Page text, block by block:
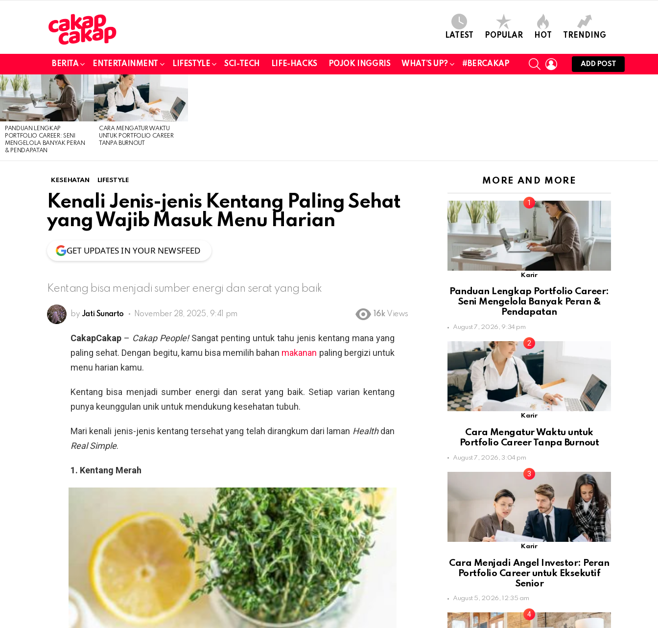
LATEST POPULAR HOT TRENDING
BERITA ENTERTAINMENT LIFESTYLE SCI-TECH LIFE-HACKS POJOK INGGRIS WHAT’S UP? #BERCAKAP
SEARCHLOGIN
ADD POST
LATEST
STORIES
PANDUAN LENGKAP
PORTFOLIO CAREER: SENI
MENGELOLA BANYAK PERAN
& PENDAPATAN
CARA MENGATUR WAKTU
UNTUK PORTFOLIO CAREER
TANPA BURNOUT
KESEHATAN LIFESTYLE
Kenali Jenis-jenis Kentang Paling Sehat
yang Wajib Masuk Menu Harian
GET UPDATES IN YOUR NEWSFEED
Kentang bisa menjadi sumber energi dan serat yang baik
by Jati Sunarto November 28, 2025, 9:41 pm 16k Views
CakapCakap – Cakap People!Sangat penting untuk tahu jenis kentang mana yang
paling sehat. Dengan begitu, kamu bisa memilih bahan makanan paling bergizi untuk
menu harian kamu.
Kentang bisa menjadi sumber energi dan serat yang baik. Setiap varian kentang
punya keunggulan unik untuk mendukung kesehatan tubuh.
Mari kenali jenis-jenis kentang tersehat yang telah dirangkum dari laman Health dan
Real Simple.
1. Kentang Merah
MORE AND MORE
Karir
Panduan Lengkap Portfolio Career:
Seni Mengelola Banyak Peran &
Pendapatan
August 7, 2026, 9:34 pm
Karir
Cara Mengatur Waktu untuk
Portfolio Career Tanpa Burnout
August 7, 2026, 3:04 pm
Karir
Cara Menjadi Angel Investor: Peran
Portfolio Career untuk Eksekutif
Senior
August 5, 2026, 12:35 am